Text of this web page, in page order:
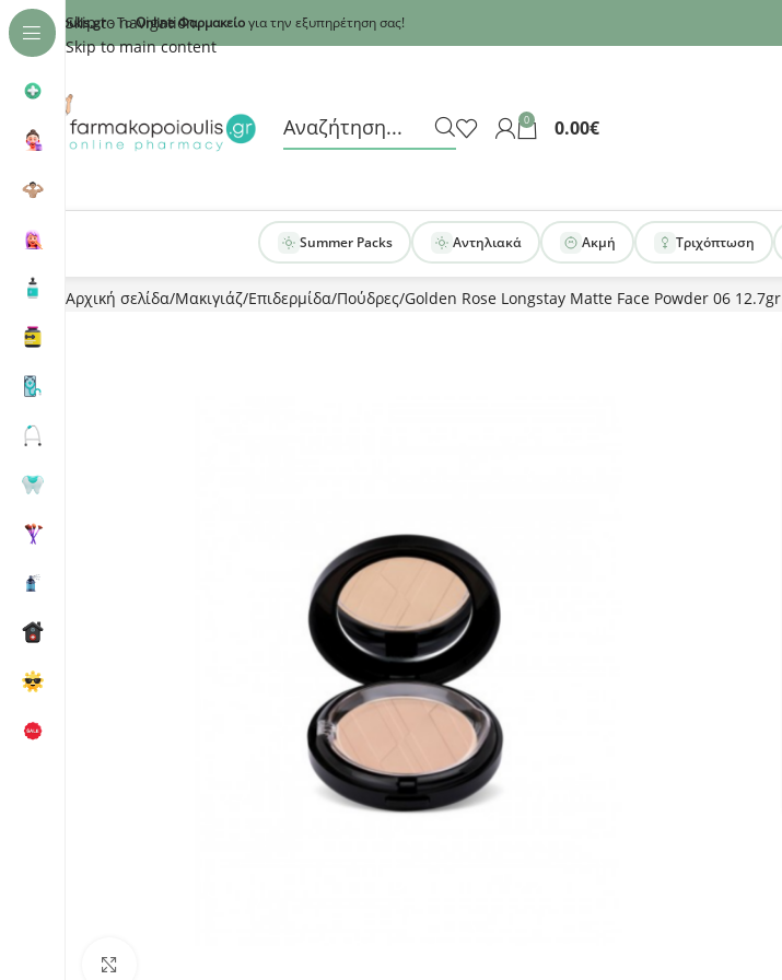
Skip to navigation
Skip to main content
- ΤοOnline Φαρμακείογια την εξυπηρέτηση σας!
0 0.00€
Summer Packs Αντηλιακά Ακμή Τριχόπτωση
Αρχική σελίδα Μακιγιάζ Επιδερμίδα Πούδρες Golden Rose Longstay Matte Face Powder 06 12.7gr